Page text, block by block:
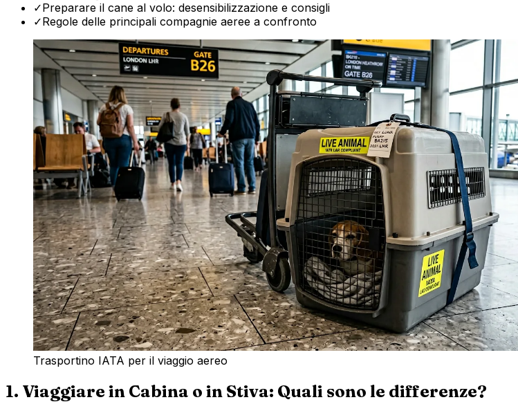
✓Preparare il cane al volo: desensibilizzazione e consigli
✓Regole delle principali compagnie aeree a confronto
Trasportino IATA per il viaggio aereo
1. Viaggiare in Cabina o in Stiva: Quali sono le differenze?